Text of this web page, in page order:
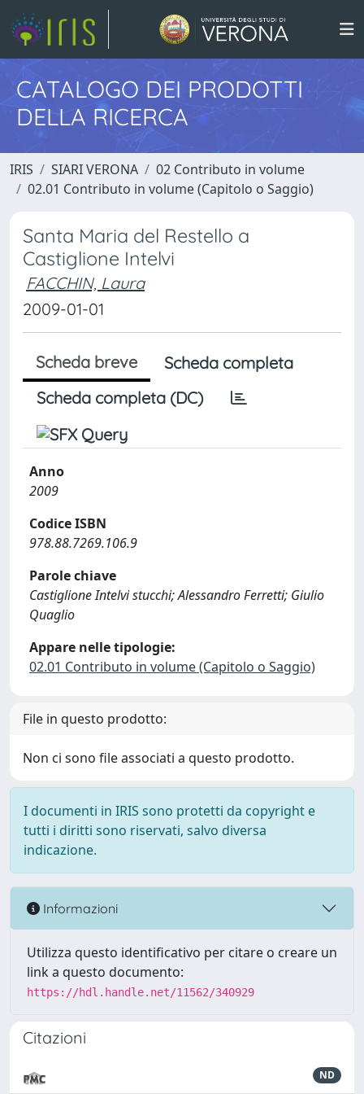
CATALOGO DEI PRODOTTI
DELLA RICERCA
IRIS SIARI VERONA
02 Contributo in volume
02.01 Contributo in volume (Capitolo o Saggio)
Santa Maria del Restello a
Castiglione Intelvi
FACCHIN, Laura
2009-01-01
Scheda breve
Scheda completa
Scheda completa (DC)
Anno
2009
Codice ISBN
978.88.7269.106.9
Parole chiave
Castiglione Intelvi stucchi; Alessandro Ferretti; Giulio
Quaglio
Appare nelle tipologie:
02.01 Contributo in volume (Capitolo o Saggio)
File in questo prodotto:
Non ci sono file associati a questo prodotto.
I documenti in IRIS sono protetti da copyright e
tutti i diritti sono riservati, salvo diversa
indicazione.
Informazioni
Utilizza questo identificativo per citare o creare un
link a questo documento:
https://hdl.handle.net/11562/340929
Citazioni
ND